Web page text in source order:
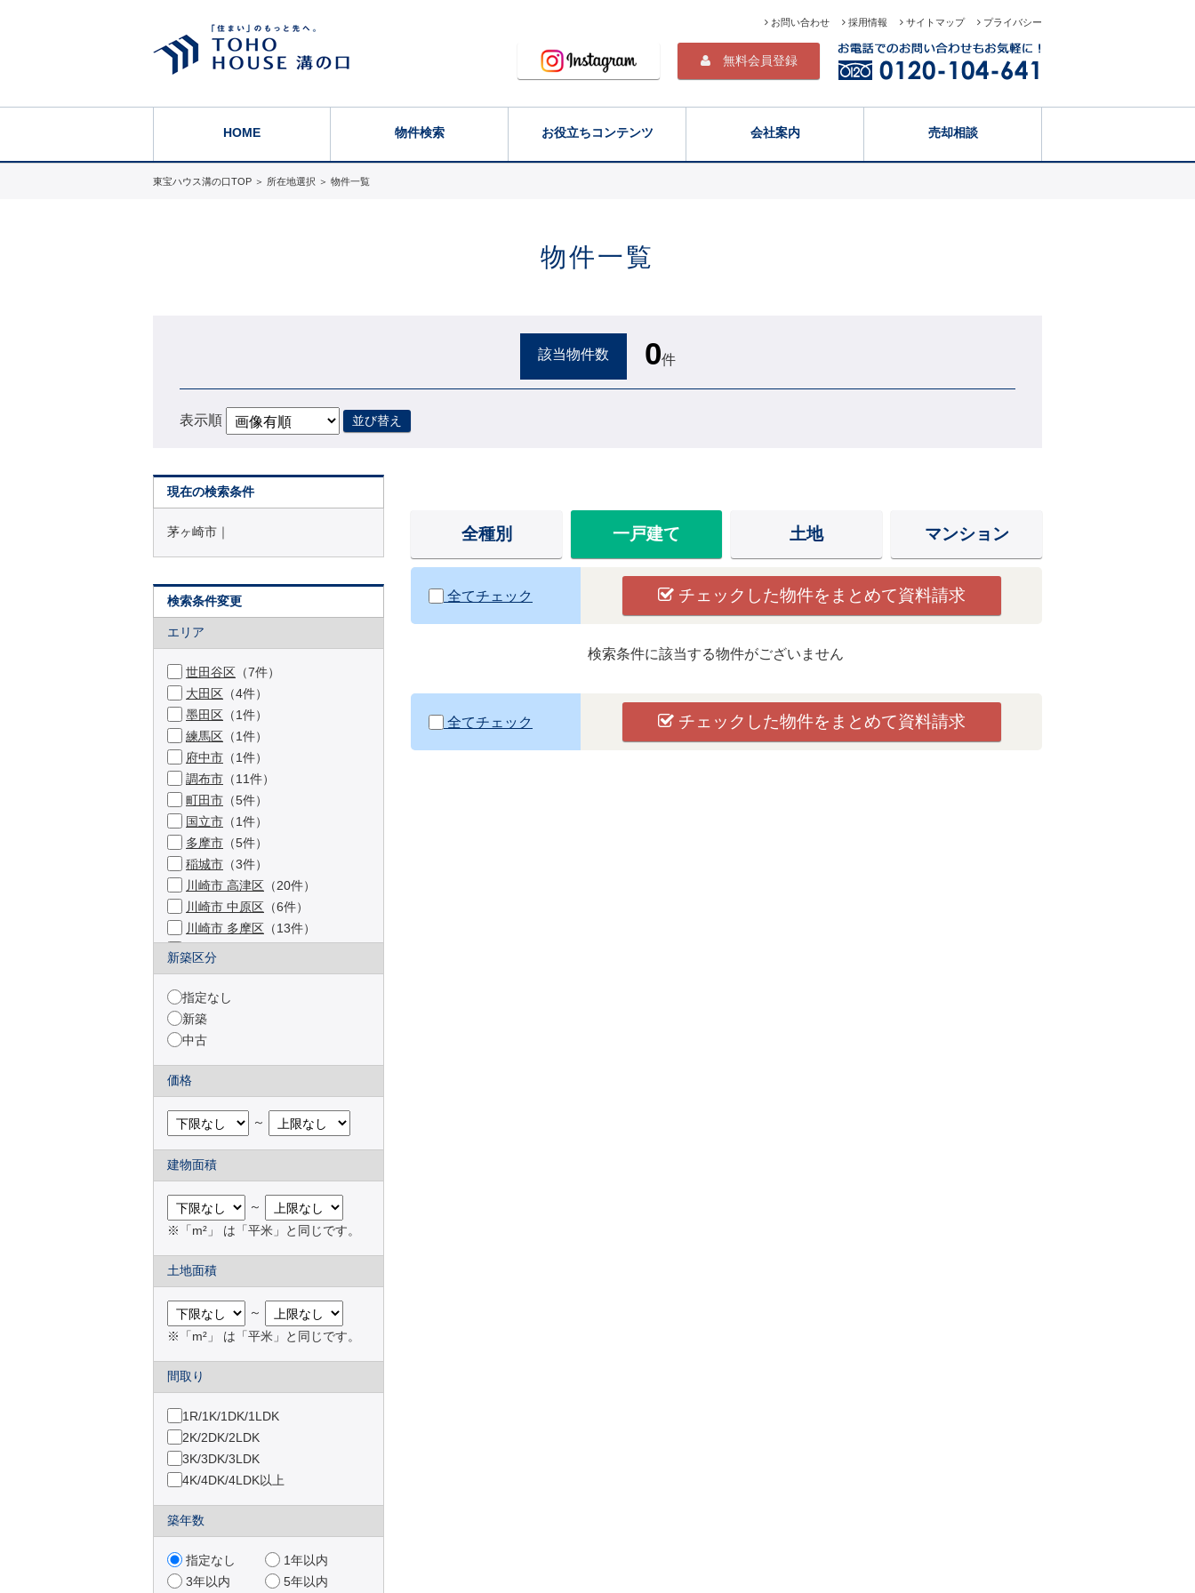
無料会員登録
お問い合わせ 採用情報 サイトマップ プライバシー
HOME 物件検索 お役立ちコンテンツ 会社案内 売却相談
東宝ハウス溝の口TOP ＞ 所在地選択 ＞ 物件一覧
物件一覧
該当物件数 0件
表示順 並び替え
全種別 一戸建て 土地 マンション
全てチェック チェックした物件をまとめて資料請求
検索条件に該当する物件がございません
全てチェック チェックした物件をまとめて資料請求
現在の検索条件
茅ヶ崎市｜
検索条件変更
エリア
世田谷区
（7件）
大田区
（4件）
墨田区
（1件）
練馬区
（1件）
府中市 （1件）
調布市 （11件）
町田市 （5件）
国立市 （1件）
多摩市 （5件）
稲城市 （3件）
川崎市 高津区
（20件）
川崎市 中原区
（6件）
川崎市 多摩区
（13件）
川崎市 宮前区
横浜市 港北区（6件）
横浜市 都筑区
横浜市 青葉区
さいたま市 北区
横浜市 鶴見区
横浜市 神奈川区（5件）
横浜市 西区
（11件）
横浜市 南区
横浜市 保土ケ谷区（8件）
横浜市 磯子区
（8件）
横浜市 金沢区（2件）
横浜市 港南区
横浜市 旭区（9件）
横浜市 緑区 （16件）
横浜市 瀬谷区（5件）
横浜市 泉区
川崎市 麻生区（14件）
横須賀市（1件）
鎌倉市（3件）
新築区分
指定なし
新築
中古
価格
～
建物面積
～
※「m²」 は「平米」と同じです。
土地面積
～
※「m²」 は「平米」と同じです。
間取り
1R/1K/1DK/1LDK
2K/2DK/2LDK
3K/3DK/3LDK
4K/4DK/4LDK以上
築年数
指定なし
1年以内
3年以内
5年以内